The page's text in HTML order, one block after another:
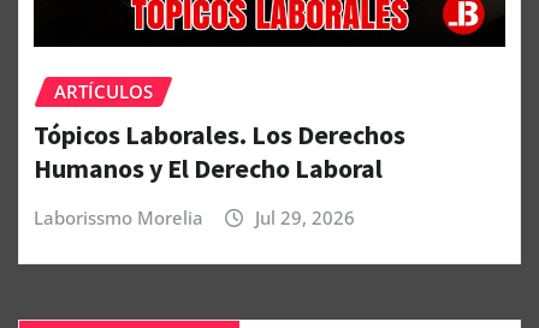
ARTÍCULOS
Tópicos Laborales. Los Derechos
Humanos y El Derecho Laboral
Laborissmo Morelia Jul 29, 2026